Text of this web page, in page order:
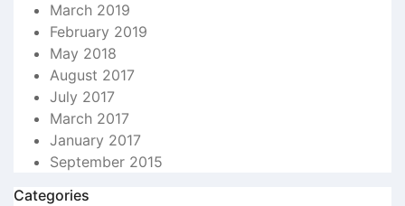
March 2019
February 2019
May 2018
August 2017
July 2017
March 2017
January 2017
September 2015
Categories